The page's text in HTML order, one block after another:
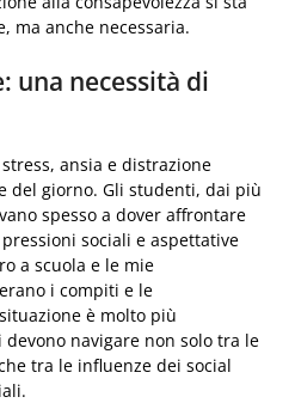
ma anche necessaria.
una necessità di
ansia e distrazione
del giorno. Gli studenti, dai più
spesso a dover affrontare
sociali e aspettative
a scuola e le mie
i compiti e le
è molto più
navigare non solo tra le
tra le influenze dei social